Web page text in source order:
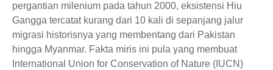
pergantian milenium pada tahun 2000, eksistensi Hiu
Gangga tercatat kurang dari 10 kali di sepanjang jalur
migrasi historisnya yang membentang dari Pakistan
hingga Myanmar. Fakta miris ini pula yang membuat
International Union for Conservation of Nature (IUCN)